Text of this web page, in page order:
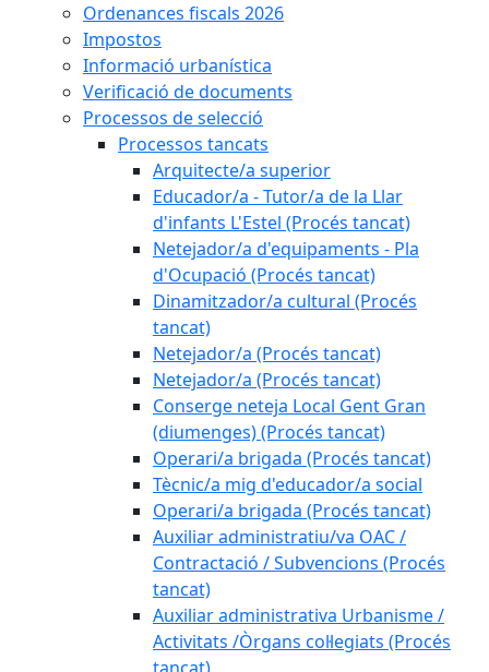
Ordenances fiscals 2026
Impostos
Informació urbanística
Verificació de documents
Processos de selecció
Processos tancats
Arquitecte/a superior
Educador/a - Tutor/a de la Llar
d'infants L'Estel (Procés tancat)
Netejador/a d'equipaments - Pla
d'Ocupació (Procés tancat)
Dinamitzador/a cultural (Procés
tancat)
Netejador/a (Procés tancat)
Netejador/a (Procés tancat)
Conserge neteja Local Gent Gran
(diumenges) (Procés tancat)
Operari/a brigada (Procés tancat)
Tècnic/a mig d'educador/a social
Operari/a brigada (Procés tancat)
Auxiliar administratiu/va OAC /
Contractació / Subvencions (Procés
tancat)
Auxiliar administrativa Urbanisme /
Activitats /Òrgans col·legiats (Procés